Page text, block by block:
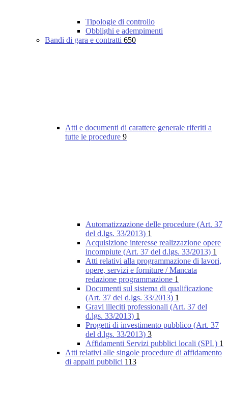
Tipologie di controllo
Obblighi e adempimenti
Bandi di gara e contratti 650
Atti e documenti di carattere generale riferiti a
tutte le procedure 9
Automatizzazione delle procedure (Art. 37
del d.lgs. 33/2013) 1
Acquisizione interesse realizzazione opere
incompiute (Art. 37 del d.lgs. 33/2013) 1
Atti relativi alla programmazione di lavori,
opere, servizi e forniture / Mancata
redazione programmazione 1
Documenti sul sistema di qualificazione
(Art. 37 del d.lgs. 33/2013) 1
Gravi illeciti professionali (Art. 37 del
d.lgs. 33/2013) 1
Progetti di investimento pubblico (Art. 37
del d.lgs. 33/2013) 3
Affidamenti Servizi pubblici locali (SPL) 1
Atti relativi alle singole procedure di affidamento
di appalti pubblici 113